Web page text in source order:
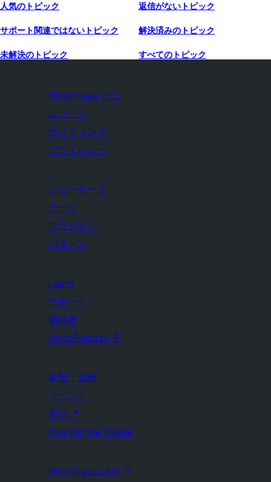
人気のトピック 返信がないトピック
サポート関連ではないトピック 解決済みのトピック
未解決のトピック すべてのトピック
WordPress とは
ニュース
ホスティング
プライバシー
ショーケース
テーマ
プラグイン
パターン
Learn
サポート
開発者
WordPress.tv ↗
参加・貢献
イベント
寄付 ↗
Five for the Future
WordPress.com ↗